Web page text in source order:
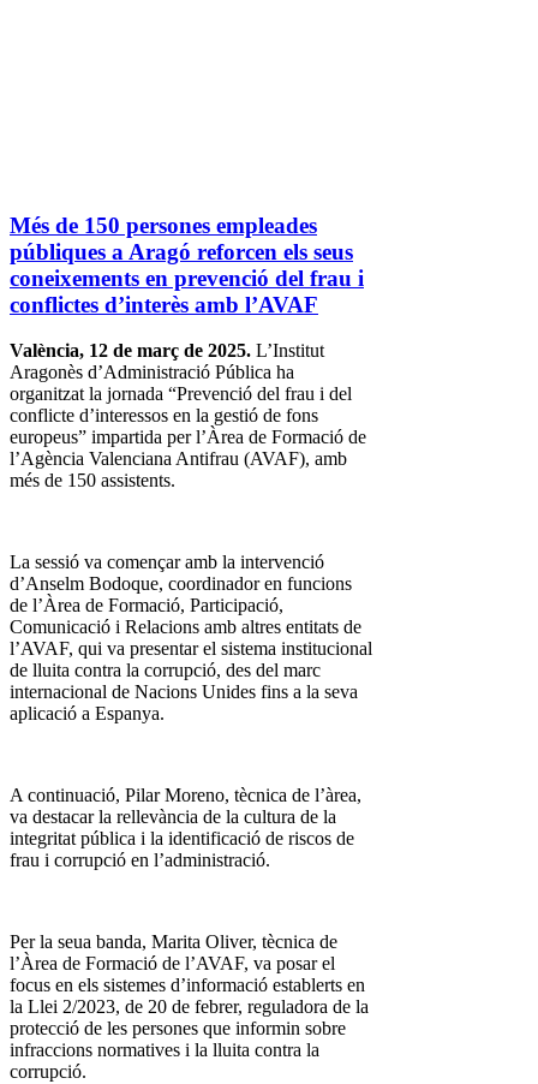
Més de 150 persones empleades
públiques a Aragó reforcen els seus
coneixements en prevenció del frau i
conflictes d’interès amb l’AVAF
València, 12 de març de 2025. L’Institut
Aragonès d’Administració Pública ha
organitzat la jornada “Prevenció del frau i del
conflicte d’interessos en la gestió de fons
europeus” impartida per l’Àrea de Formació de
l’Agència Valenciana Antifrau (AVAF), amb
més de 150 assistents.
La sessió va començar amb la intervenció
d’Anselm Bodoque, coordinador en funcions
de l’Àrea de Formació, Participació,
Comunicació i Relacions amb altres entitats de
l’AVAF, qui va presentar el sistema institucional
de lluita contra la corrupció, des del marc
internacional de Nacions Unides fins a la seva
aplicació a Espanya.
A continuació, Pilar Moreno, tècnica de l’àrea,
va destacar la rellevància de la cultura de la
integritat pública i la identificació de riscos de
frau i corrupció en l’administració.
Per la seua banda, Marita Oliver, tècnica de
l’Àrea de Formació de l’AVAF, va posar el
focus en els sistemes d’informació establerts en
la Llei 2/2023, de 20 de febrer, reguladora de la
protecció de les persones que informin sobre
infraccions normatives i la lluita contra la
corrupció.